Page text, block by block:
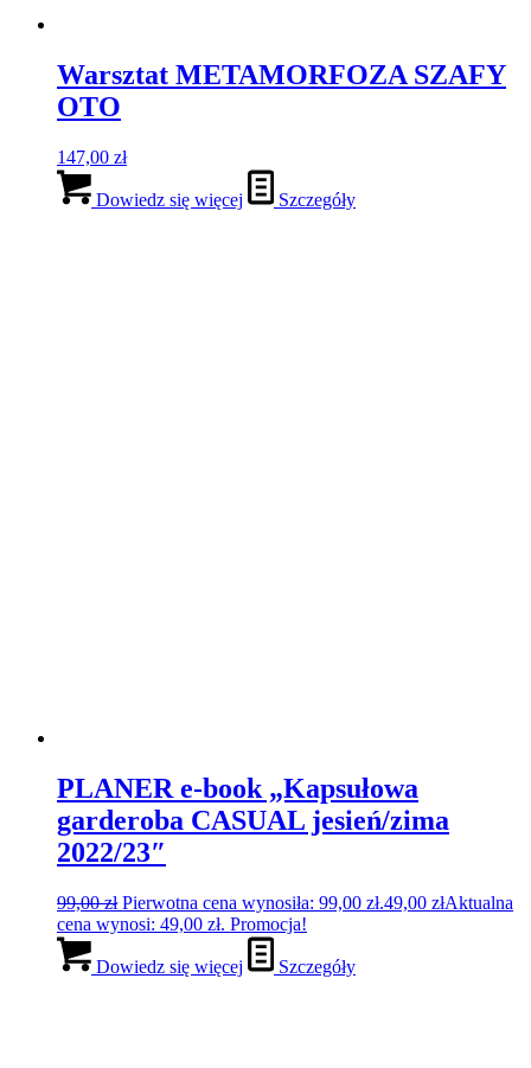
Warsztat METAMORFOZA SZAFY
OTO
147,00 zł
Dowiedz się więcej Szczegóły
PLANER e-book „Kapsułowa
garderoba CASUAL jesień/zima
2022/23″
99,00zł Pierwotna cena wynosiła: 99,00 zł.49,00 złAktualna
cena wynosi: 49,00 zł. Promocja!
Dowiedz się więcej Szczegóły